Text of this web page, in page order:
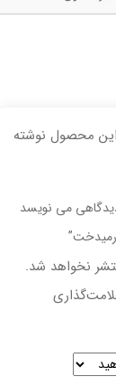
نوشته
می نویسد
شد.